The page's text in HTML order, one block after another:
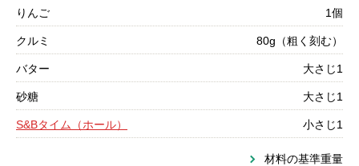
りんご 1個
クルミ 80g（粗く刻む）
バター 大さじ1
砂糖 大さじ1
S&Bタイム（ホール） 小さじ1
材料の基準重量